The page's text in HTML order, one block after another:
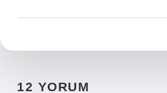
12 YORUM